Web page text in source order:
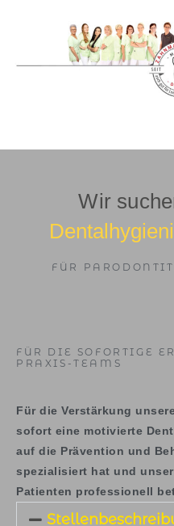
Wir
FÜR
FÜR DIE SOFORTIGE
PRAXIS-TEAMS
Für die Verstärkung
sofort eine motivierte
auf die Prävention und
spezialisiert hat und
Patienten professionell